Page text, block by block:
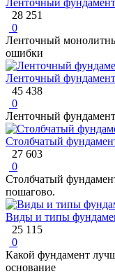
Ленточный фундамент
28 251
0
Ленточный
ошибки
Ленточный фундамент
45 438
0
Ленточный
Столбчатый
27 603
0
Столбчатый
пошагово.
Виды и типы
25 115
0
Какой фундамент
основание